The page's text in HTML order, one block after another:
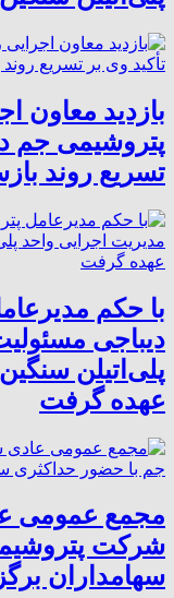
بازدید معاون
پتروشیمی جم
تسریع روند
با حکم
دیباجی
پلی‌اتیلن
عهده گرفت
مجمع عمومی
شرکت
سهامداران